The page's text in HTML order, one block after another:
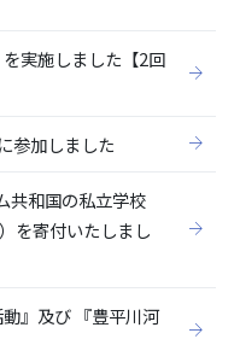
実施しました【2回
参加しました
共和国の私立学校
を寄付いたしまし
』及び 『豊平川河